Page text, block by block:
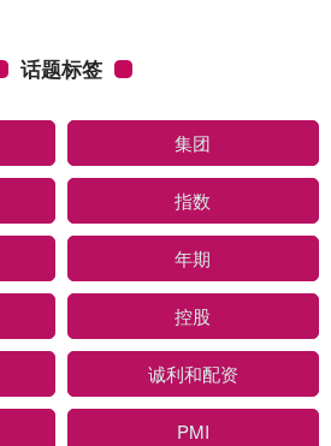
话题标签
集团
指数
年期
控股
诚利和配资
PMI